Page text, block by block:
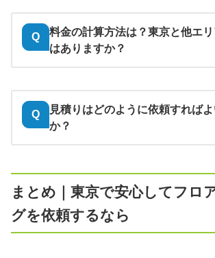
Q
料金の計算方法は？東京と他エ
はありますか？
Q
見積りはどのように依頼すれば
か？
メールで簡単見積り
まとめ｜東京で安心してフロ
グを依頼するなら